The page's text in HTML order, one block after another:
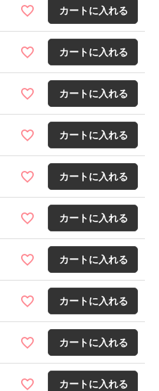
カートに入れる
カートに入れる
カートに入れる
カートに入れる
カートに入れる
カートに入れる
カートに入れる
カートに入れる
カートに入れる
カートに入れる